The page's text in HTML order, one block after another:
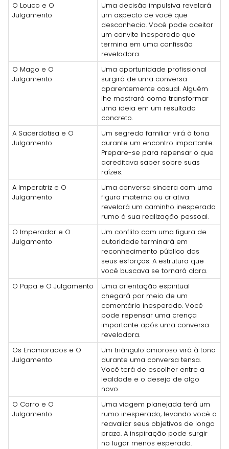
O Louco e O
Julgamento
Uma decisão impulsiva revelará
um aspecto de você que
desconhecia. Você pode aceitar
um convite inesperado que
termina em uma confissão
reveladora.
O Mago e O
Julgamento
Uma oportunidade profissional
surgirá de uma conversa
aparentemente casual. Alguém
lhe mostrará como transformar
uma ideia em um resultado
concreto.
A Sacerdotisa e O
Julgamento
Um segredo familiar virá à tona
durante um encontro importante.
Prepare-se para repensar o que
acreditava saber sobre suas
raízes.
A Imperatriz e O
Julgamento
Uma conversa sincera com uma
figura materna ou criativa
revelará um caminho inesperado
rumo à sua realização pessoal.
O Imperador e O
Julgamento
Um conflito com uma figura de
autoridade terminará em
reconhecimento público dos
seus esforços. A estrutura que
você buscava se tornará clara.
O Papa e O Julgamento
Uma orientação espiritual
chegará por meio de um
comentário inesperado. Você
pode repensar uma crença
importante após uma conversa
reveladora.
Os Enamorados e O
Julgamento
Um triângulo amoroso virá à tona
durante uma conversa tensa.
Você terá de escolher entre a
lealdade e o desejo de algo
novo.
O Carro e O
Julgamento
Uma viagem planejada terá um
rumo inesperado, levando você a
reavaliar seus objetivos de longo
prazo. A inspiração pode surgir
no lugar menos esperado.